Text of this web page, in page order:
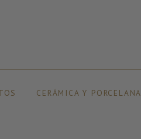
CERÁMICA Y PORCELANA